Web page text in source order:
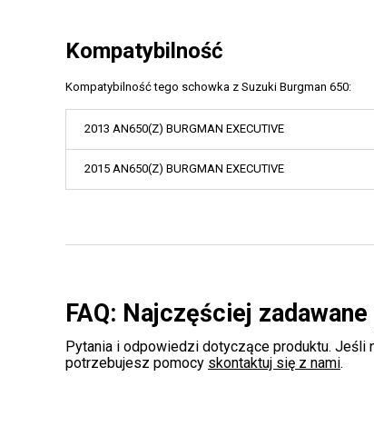
Kompatybilność
Kompatybilność tego schowka z Suzuki Burgman 650:
2013 AN650(Z) BURGMAN EXECUTIVE
2015 AN650(Z) BURGMAN EXECUTIVE
FAQ: Najczęściej
Pytania i odpowiedzi dotyczące produktu. Jeśli
potrzebujesz pomocy skontaktuj się z nami.